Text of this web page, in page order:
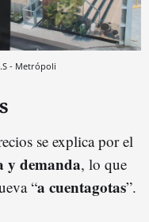
- Metrópoli
se explica por el
y demanda, lo que
“a cuentagotas”.